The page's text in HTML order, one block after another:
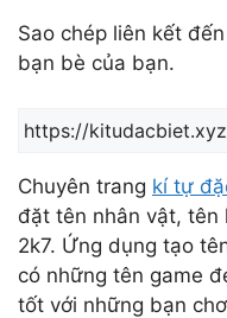
Sao chép liên kết
bạn bè của bạn.
Chuyên trang kí tự
đặt tên nhân vật,
2k7. Ứng dụng tạo
có những tên game
tốt với những bạn